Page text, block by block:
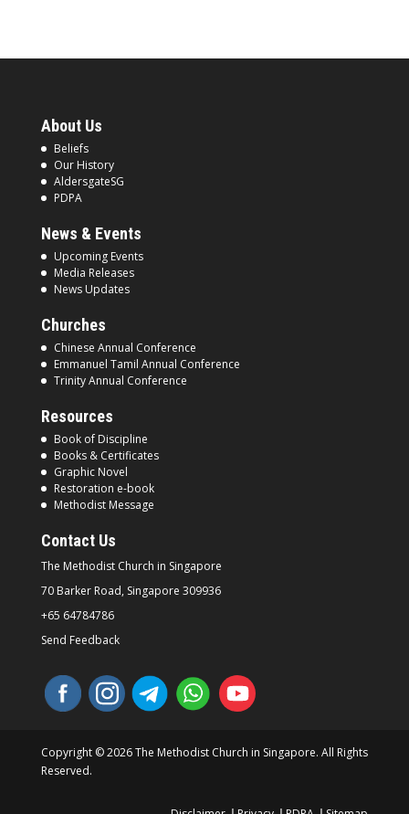
About Us
Beliefs
Our History
AldersgateSG
PDPA
News & Events
Upcoming Events
Media Releases
News Updates
Churches
Chinese Annual Conference
Emmanuel Tamil Annual Conference
Trinity Annual Conference
Resources
Book of Discipline
Books & Certificates
Graphic Novel
Restoration e-book
Methodist Message
Contact Us
The Methodist Church in Singapore
70 Barker Road, Singapore 309936
+65 64784786
Send Feedback
Copyright © 2026 The Methodist Church in Singapore. All Rights
Reserved.